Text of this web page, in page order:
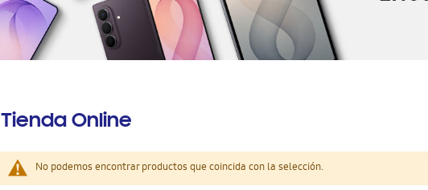
Tienda Online
No podemos encontrar productos que coincida con la selección.